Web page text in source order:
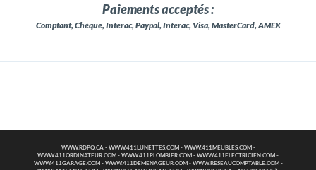
Paiements acceptés :
Comptant, Chèque, Interac, Paypal, Interac, Visa, MasterCard, AMEX
WWW.RDPQ.CA - WWW.411LUNETTES.COM - WWW.411MEUBLES.COM -
WWW.411ORDINATEUR.COM - WWW.411PLOMBIER.COM - WWW.411ELECTRICIEN.COM -
WWW.411GARAGE.COM - WWW.411DEMENAGEUR.COM - WWW.RESEAUCOMPTABLE.COM -